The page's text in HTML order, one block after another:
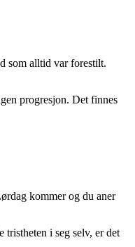
som alltid var forestilt.
progresjon. Det finnes
kommer og du aner
i seg selv, er det